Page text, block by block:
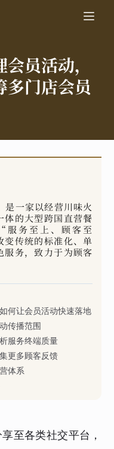
员活动，
多门店会员
是一家以经营川味火
体的大型跨国直营餐
服务至上、顾客至
传统的标准化、单
服务，致力于为顾客
何让会员活动快速落地
传播范围
服务终端质量
更多顾客反馈
体系
至各类社交平台，